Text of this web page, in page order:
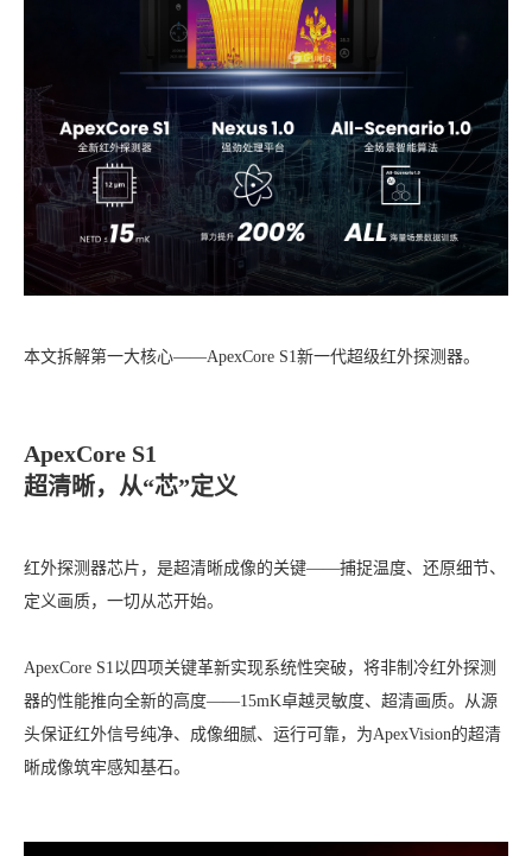
本文拆解第一大核心——ApexCore S1新一代超级红外探测器。
ApexCore S1
超清晰，从“芯”定义
红外探测器芯片，是超清晰成像的关键——捕捉温度、还原细节、
定义画质，一切从芯开始。
ApexCore S1以四项关键革新实现系统性突破，将非制冷红外探测
器的性能推向全新的高度——15mK卓越灵敏度、超清画质。从源
头保证红外信号纯净、成像细腻、运行可靠，为ApexVision的超清
晰成像筑牢感知基石。